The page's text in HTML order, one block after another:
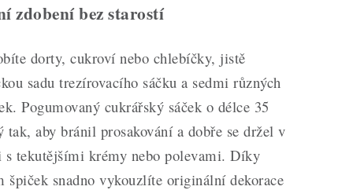
zdobení bez starostí
dorty, cukroví nebo chlebíčky, jistě
sadu trezírovacího sáčku a sedmi různých
Pogumovaný cukrářský sáček o délce 35
tak, aby bránil prosakování a dobře se držel v
tekutějšími krémy nebo polevami. Díky
špiček snadno vykouzlíte originální dekorace